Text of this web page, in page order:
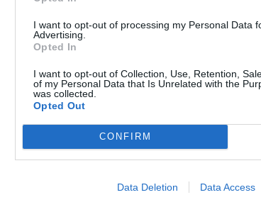
I want to opt-out of processing my Personal Data
Advertising.
Opted In
I want to opt-out of Collection, Use, Retention,
of my Personal Data that Is Unrelated with the
was collected.
Opted Out
CONFIRM
Data Deletion Data Access